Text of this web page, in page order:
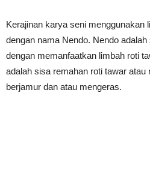
Kerajinan karya seni menggunakan
dengan nama Nendo. Nendo
dengan memanfaatkan limbah roti
adalah sisa remahan roti tawar
berjamur dan atau mengeras.